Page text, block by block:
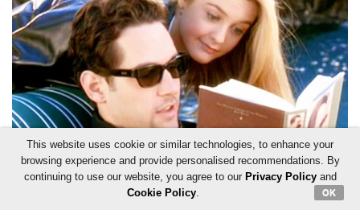
This website uses cookie or similar technologies, to enhance your
browsing experience and provide personalised recommendations. By
continuing to use our website, you agree to our Privacy Policyand
Cookie Policy. OK